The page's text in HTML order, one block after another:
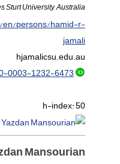
Sturt University, Australia
en/persons/hamid-r-
jamali
hjamalicsu.edu.au
0003-1232-6473
h-index:50
Mansourian